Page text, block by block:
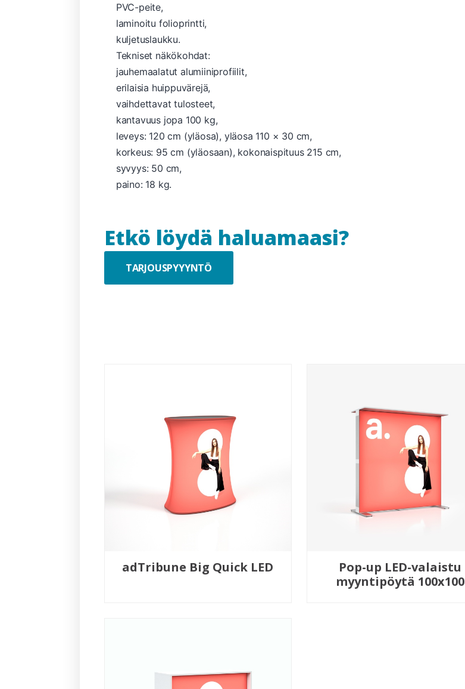
PVC-peite,
laminoitu folioprintti,
kuljetuslaukku.
Tekniset näkökohdat:
jauhemaalatut alumiiniprofiilit,
erilaisia ​​huippuvärejä,
vaihdettavat tulosteet,
kantavuus jopa 100 kg,
leveys: 120 cm (yläosa), yläosa 110 × 30 cm,
korkeus: 95 cm (yläosaan), kokonaispituus 215 cm,
syvyys: 50 cm,
paino: 18 kg.
Etkö löydä haluamaasi?
TARJOUSPYYYNTÖ
adTribune Big Quick LED
Pop-up LED-valaistu
myyntipöytä 100x100